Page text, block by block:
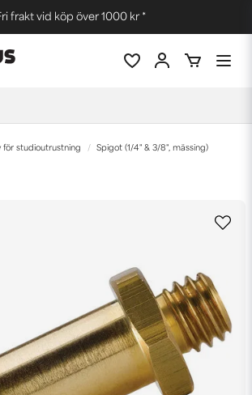
frakt vid köp över 1000 kr *
för studioutrustning Spigot (1/4" & 3/8", mässing)